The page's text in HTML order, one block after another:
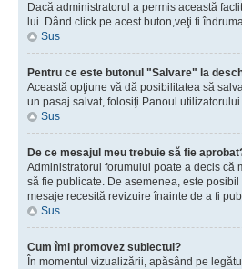
Dacă administratorul a permis această
lui. Dând click pe acest buton,veţi fi
Sus
Pentru ce este butonul "Salvare" la
Această opţiune vă dă posibilitatea să
un pasaj salvat, folosiţi Panoul utilizatorului.
Sus
De ce mesajul meu trebuie să fie
Administratorul forumului poate a decis că
să fie publicate. De asemenea, este
mesaje recesită revizuire înainte de a fi
Sus
Cum îmi promovez subiectul?
În momentul vizualizării, apăsând pe